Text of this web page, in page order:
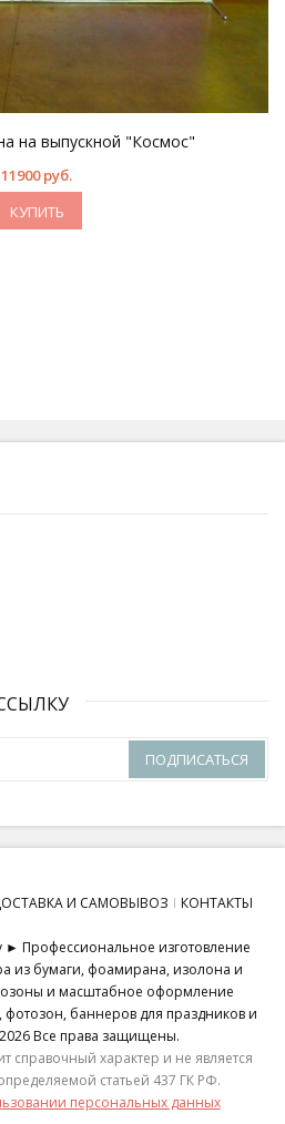
на выпускной "Космос"
11900 руб.
КУПИТЬ
ПОДПИСАТЬСЯ
И САМОВЫВОЗ КОНТАКТЫ
► Профессиональное изготовление
из бумаги, фоамирана, изолона и
и масштабное оформление
баннеров для праздников и
Все права защищены.
справочный характер и не является
статьей 437 ГК РФ.
персональных данных